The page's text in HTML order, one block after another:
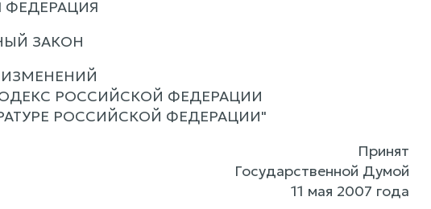
ФЕДЕРАЦИЯ
ЗАКОН
РОССИЙСКОЙ ФЕДЕРАЦИИ
РОССИЙСКОЙ ФЕДЕРАЦИИ"
Принят
Государственной Думой
11 мая 2007 года